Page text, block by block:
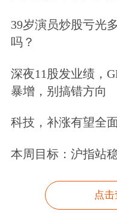
39岁演员炒股亏光
吗？
深夜11股发业绩，
暴增，别搞错方向
科技，补涨有望全
本周目标：沪指站稳
点